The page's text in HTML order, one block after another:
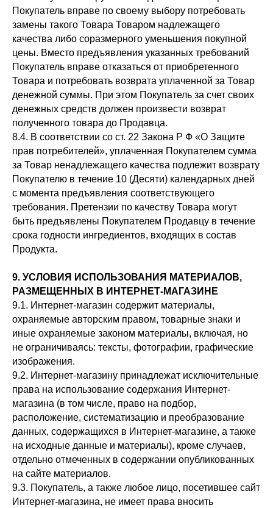
Покупатель вправе по своему выбору потребовать
замены такого Товара Товаром надлежащего
качества либо соразмерного уменьшения покупной
цены. Вместо предъявления указанных требований
Покупатель вправе отказаться от приобретенного
Товара и потребовать возврата уплаченной за Товар
денежной суммы. При этом Покупатель за счет своих
денежных средств должен произвести возврат
полученного товара до Продавца.
8.4. В соответствии со ст. 22 Закона Р Ф «О Защите
прав потребителей», уплаченная Покупателем сумма
за Товар ненадлежащего качества подлежит возврату
Покупателю в течение 10 (Десяти) календарных дней
с момента предъявления соответствующего
требования. Претензии по качеству Товара могут
быть предъявлены Покупателем Продавцу в течение
срока годности ингредиентов, входящих в состав
Продукта.
9. УСЛОВИЯ ИСПОЛЬЗОВАНИЯ МАТЕРИАЛОВ,
РАЗМЕЩЕННЫХ В ИНТЕРНЕТ-МАГАЗИНЕ
9.1. Интернет-магазин содержит материалы,
охраняемые авторским правом, товарные знаки и
иные охраняемые законом материалы, включая, но
не ограничиваясь: тексты, фотографии, графические
изображения.
9.2. Интернет-магазину принадлежат исключительные
права на использование содержания Интернет-
магазина (в том числе, право на подбор,
расположение, систематизацию и преобразование
данных, содержащихся в Интернет-магазине, а также
на исходные данные и материалы), кроме случаев,
отдельно отмеченных в содержании опубликованных
на сайте материалов.
9.3. Покупатель, а также любое лицо, посетившее сайт
Интернет-магазина, не имеет права вносить